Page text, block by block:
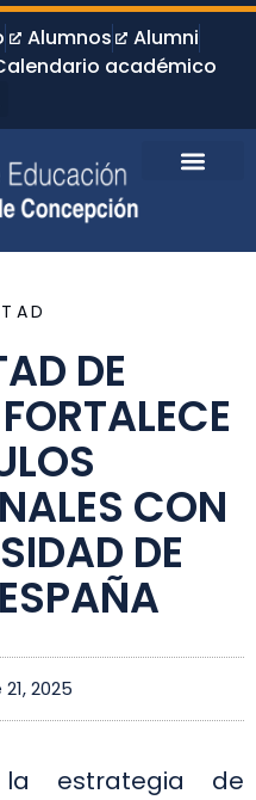
Alumnos
Alumni
académico
DE
CON
DE
2025
estrategia de